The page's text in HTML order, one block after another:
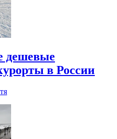
дешевые
в России